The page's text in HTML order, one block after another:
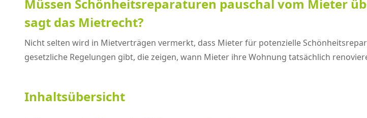
Müssen Schönheitsreparaturen pauschal vom Mieter
sagt das Mietrecht?
Nicht selten wird in Mietverträgen vermerkt, dass Mieter für potenzielle
gesetzliche Regelungen gibt, die zeigen, wann Mieter ihre Wohnung tatsächlich
Inhaltsübersicht